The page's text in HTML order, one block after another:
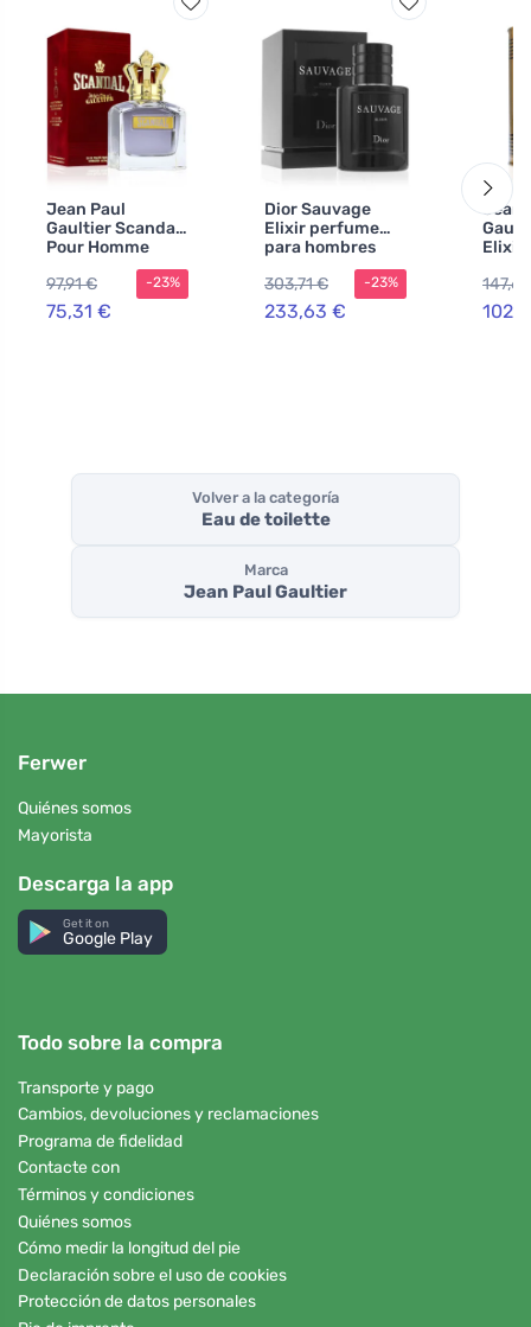
Jean Paul
Gaultier Scandal
Pour Homme
agua de tocador
100 ml para
hombre
97,91 €
75,31 €
-23%
Dior Sauvage
Elixir perfume
para hombres
303,71 €
233,63 €
-23%
Jean
Elixir
ml
Volver a la categoría
Eau de toilette
Marca
Jean Paul Gaultier
Ferwer
Quiénes somos
Mayorista
Descarga la app
Get it on
Google Play
Todo sobre la compra
Transporte y pago
Cambios, devoluciones y reclamaciones
Programa de fidelidad
Contacte con
Términos y condiciones
Quiénes somos
Cómo medir la longitud del pie
Declaración sobre el uso de cookies
Protección de datos personales